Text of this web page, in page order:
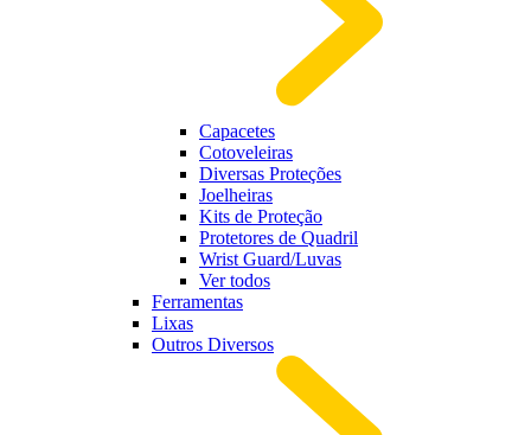
Capacetes
Cotoveleiras
Diversas Proteções
Joelheiras
Kits de Proteção
Protetores de Quadril
Wrist Guard/Luvas
Ver todos
Ferramentas
Lixas
Outros Diversos